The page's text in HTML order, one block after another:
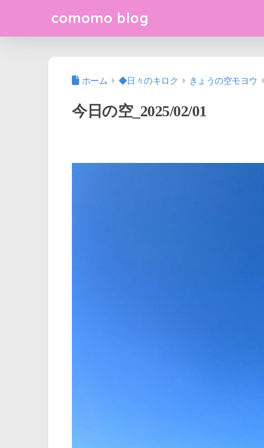
comomo blog
ホーム ◆日々のキロク きょうの空モヨウ
今日の空_2025/02/01